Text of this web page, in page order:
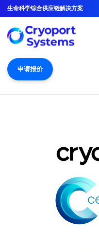
生命科学综合供应链解决方案
申请报价